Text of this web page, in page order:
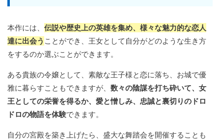
本作には、 伝説や歴史上の英雄を集め、様々な魅力的な恋人
達に出会う ことができ、王女として自分がどのような生き方
をするのか選ぶことができます。
ある貴族の令嬢として、素敵な王子様と恋に落ち、お城で優
雅に暮らすこともできますが、 数々の陰謀を打ち砕いて、女
王としての栄誉を得るか、愛と憎しみ、忠誠と裏切りのドロ
ドロの物語を体験できます。
自分の宮殿を築き上げたら、盛大な舞踏会を開催することも